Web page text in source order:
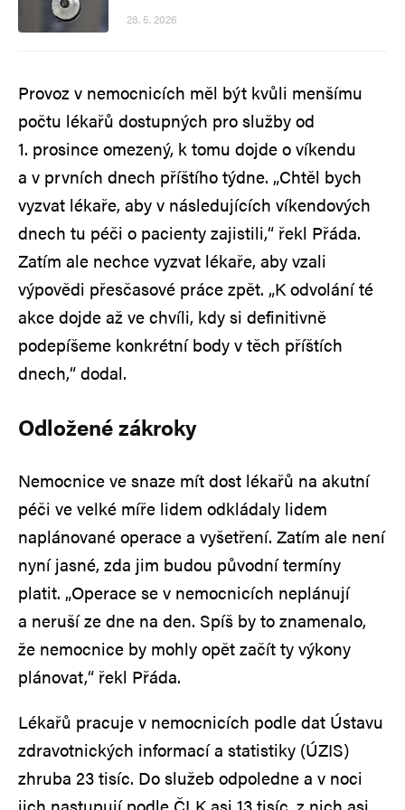
28. 5. 2026
Provoz v nemocnicích měl být kvůli menšímu
počtu lékařů dostupných pro služby od
1. prosince omezený, k tomu dojde o víkendu
a v prvních dnech příštího týdne. „Chtěl bych
vyzvat lékaře, aby v následujících víkendových
dnech tu péči o pacienty zajistili,“ řekl Přáda.
Zatím ale nechce vyzvat lékaře, aby vzali
výpovědi přesčasové práce zpět. „K odvolání té
akce dojde až ve chvíli, kdy si definitivně
podepíšeme konkrétní body v těch příštích
dnech,“ dodal.
Odložené zákroky
Nemocnice ve snaze mít dost lékařů na akutní
péči ve velké míře lidem odkládaly lidem
naplánované operace a vyšetření. Zatím ale není
nyní jasné, zda jim budou původní termíny
platit. „Operace se v nemocnicích neplánují
a neruší ze dne na den. Spíš by to znamenalo,
že nemocnice by mohly opět začít ty výkony
plánovat,“ řekl Přáda.
Lékařů pracuje v nemocnicích podle dat Ústavu
zdravotnických informací a statistiky (ÚZIS)
zhruba 23 tisíc. Do služeb odpoledne a v noci